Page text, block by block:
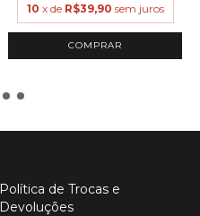
10 x de R$39,90 sem juros
Política de Trocas e
Devoluções